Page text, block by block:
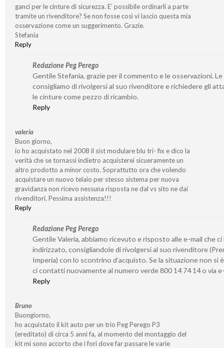
ganci per le cinture di sicurezza. E’ possibile ordinarli a parte
tramite un rivenditore? Se non fosse così vi lascio questa mia
osservazione come un suggerimento. Grazie.
Stefania
Reply
Redazione Peg Perego
Gentile Stefania, grazie per il commento e le osservazioni. Le
consigliamo di rivolgersi al suo rivenditore e richiedere gli
le cinture come pezzo di ricambio.
Reply
valeria
Buon giorno,
io ho acquistato nel 2008 il sist modulare blu tri- fix e dico la
verità che se tornassi indietro acquisterei sicueramente un
altro prodotto a minor costo. Soprattutto ora che volendo
acquistare un nuovo telaio per stesso sistema per nuova
gravidanza non ricevo nessuna risposta ne dal vs sito ne dai
rivenditori. Pessima assistenza!!!
Reply
Redazione Peg Perego
Gentile Valeria, abbiamo ricevuto e risposto alle e-mail che ci
indirizzato, consigliandole di rivolgersi al suo rivenditore
Imperia) con lo scontrino d’acquisto. Se la situazione non si
ci contatti nuovamente al numero verde 800 14 74 14 o via
Reply
Bruno
Buongiorno,
ho acquistato il kit auto per un trio Peg Perego P3
(ereditato) di circa 5 anni fa, al momento del montaggio del
kit mi sono accorto che i fori dove far passare le varie